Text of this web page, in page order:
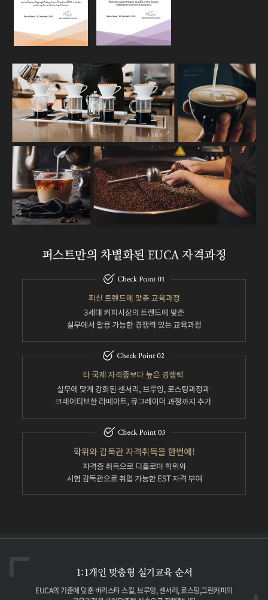
퍼스트만의 차별화된 EUCA 자격과정
1:1개인 맞춤형 실기교육 순서
EUCA의 기준에 맞춘 바리스타스킬, 브루잉, 센서리, 로스팅,그린커피의